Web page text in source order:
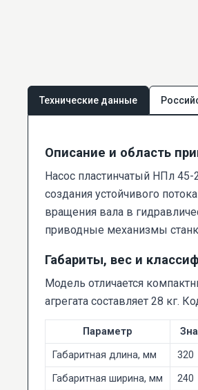
Технические данные
Описание и область
Насос пластинчатый НПл
создания устойчивого
вращения вала в
приводные механизмы
Габариты, вес и
Модель отличается
агрегата составляет 28 кг.
Параметр
Габаритная длина, мм
320
Габаритная ширина, мм
240